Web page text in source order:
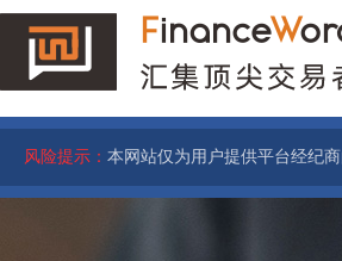
风险提示： 本网站仅为用户提供平台经纪